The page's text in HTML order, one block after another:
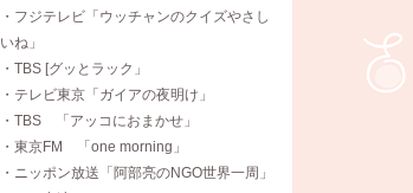
・フジテレビ「ウッチャンのクイズやさし
いね」
・TBS [グッとラック」
・テレビ東京「ガイアの夜明け」
・TBS 「アッコにおまかせ」
・東京FM 「one morning」
・ニッポン放送「阿部亮のNGO世界一周」